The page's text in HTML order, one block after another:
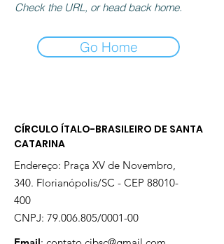
Check the URL, or head back home.
Go Home
CÍRCULO ÍTALO-BRASILEIRO DE SANTA
CATARINA
Endereço: Praça XV de Novembro,
340. Florianópolis/SC - CEP 88010-
400
CNPJ: 79.006.805/0001-00